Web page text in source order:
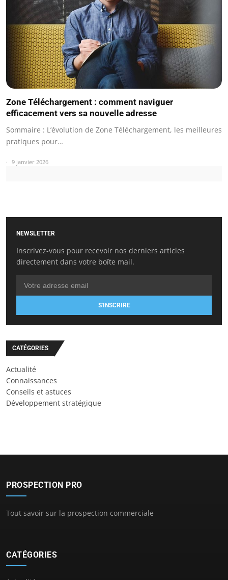
Zone Téléchargement : comment naviguer
efficacement vers sa nouvelle adresse
Sommaire : L’évolution de Zone Téléchargement, les meilleures
pratiques pour…
9 janvier 2026
NEWSLETTER
Inscrivez-vous pour recevoir nos derniers articles
directement dans votre boîte mail.
S'INSCRIRE
CATÉGORIES
Actualité
Connaissances
Conseils et astuces
Développement stratégique
PROSPECTION PRO
Tout savoir sur la prospection commerciale
CATÉGORIES